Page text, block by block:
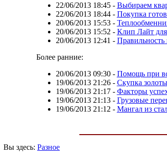
22/06/2013 18:45- Выбираем
22/06/2013 18:44- Покупка
20/06/2013 15:53-
20/06/2013 15:52 - Клип Лайт для
20/06/2013 12:41 - Правильность
Более ранние:
20/06/2013 09:30- Помощь при
19/06/2013 21:26- Скупка
19/06/2013 21:17- Факторы
19/06/2013 21:13- Грузовые
19/06/2013 21:12 - Мангал из
Вы здесь: Разное